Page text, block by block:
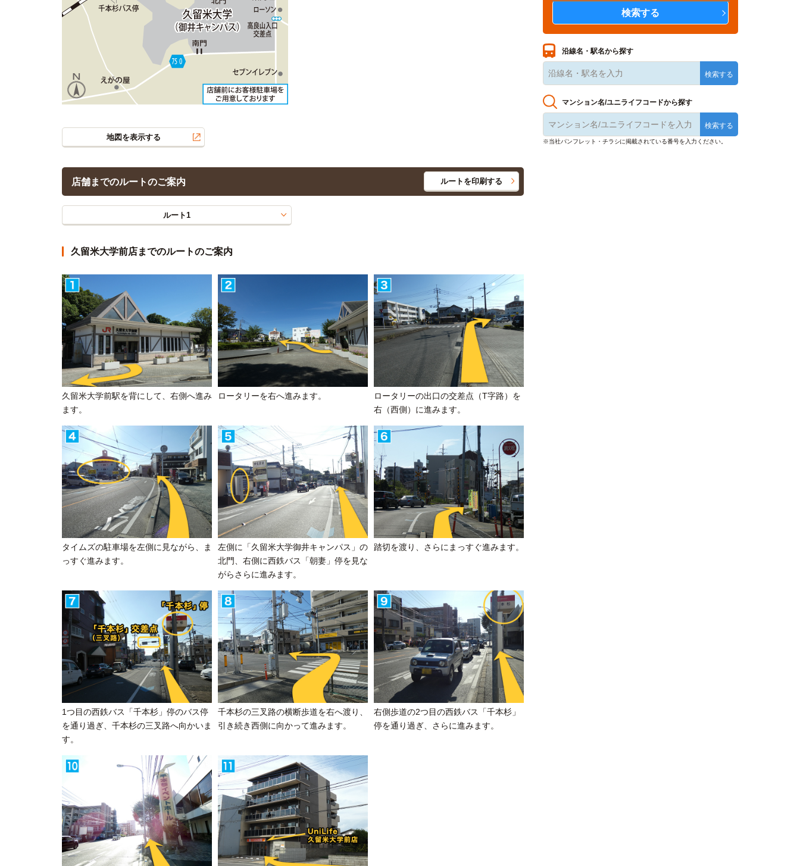
地図を表示する
店舗までのルートのご案内 ルートを印刷する
ルート1
久留米大学前店までのルートのご案内
久留米大学前駅を背にして、右側へ進み
ます。
ロータリーを右へ進みます。
ロータリーの出口の交差点（T字路）を
右（西側）に進みます。
タイムズの駐車場を左側に見ながら、ま
っすぐ進みます。
左側に「久留米大学御井キャンパス」の
北門、右側に西鉄バス「朝妻」停を見な
がらさらに進みます。
踏切を渡り、さらにまっすぐ進みます。
1つ目の西鉄バス「千本杉」停のバス停
を通り過ぎ、千本杉の三叉路へ向かいま
す。
千本杉の三叉路の横断歩道を右へ渡り、
引き続き西側に向かって進みます。
右側歩道の2つ目の西鉄バス「千本杉」
停を通り過ぎ、さらに進みます。
沿線名・駅名から探す
マンション名/ユニライフコードから探す
※当社パンフレット・チラシに掲載されている番号を入力ください。